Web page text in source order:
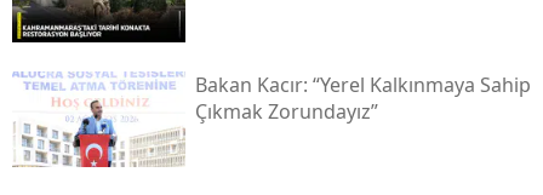
Bakan Kacır: “yerel Kalkınmaya Sahip
Çıkmak Zorundayız”